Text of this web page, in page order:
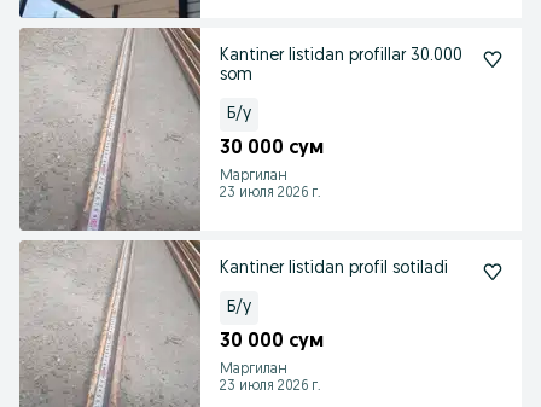
Kantiner listidan profillar 30.000
som
Б/у
30 000 сум
Маргилан
23 июля 2026 г.
Kantiner listidan profil sotiladi
Б/у
30 000 сум
Маргилан
23 июля 2026 г.